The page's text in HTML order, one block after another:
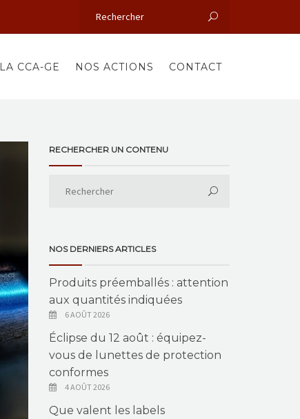
LA CCA-GE NOS ACTIONS CONTACT
RECHERCHER UN CONTENU
NOS DERNIERS ARTICLES
Produits préemballés : attention
aux quantités indiquées
6 AOÛT 2026
Éclipse du 12 août : équipez-
vous de lunettes de protection
conformes
4 AOÛT 2026
Que valent les labels